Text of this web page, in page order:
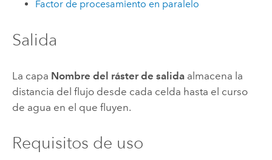
Factor de procesamiento en paralelo
Salida
La capa Nombre del ráster de salidaalmacena la
distancia del flujo desde cada celda hasta el curso
de agua en el que fluyen.
Requisitos de uso